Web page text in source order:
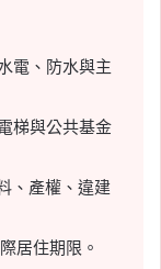
電、防水與主
梯與公共基金
、產權、違建
居住期限。